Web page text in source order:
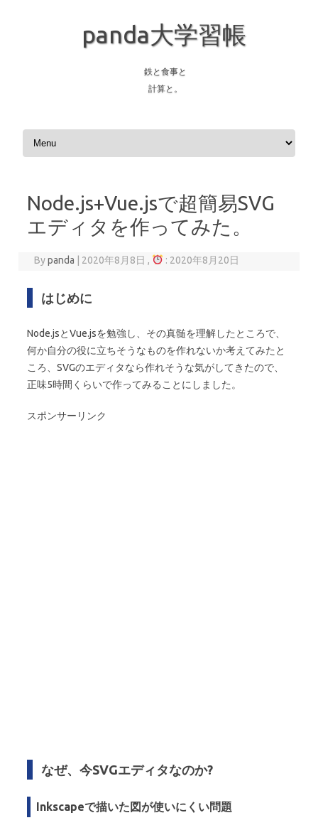
panda大学習帳
鉄と食事と
計算と。
Skip to content
Node.js+Vue.jsで超簡易SVG
エディタを作ってみた。
Bypanda 2020年8月8日 , : 2020年8月20日
はじめに
Node.jsとVue.jsを勉強し、その真髄を理解したところで、
何か自分の役に立ちそうなものを作れないか考えてみたと
ころ、SVGのエディタなら作れそうな気がしてきたので、
正味5時間くらいで作ってみることにしました。
スポンサーリンク
なぜ、今SVGエディタなのか?
Inkscapeで描いた図が使いにくい問題